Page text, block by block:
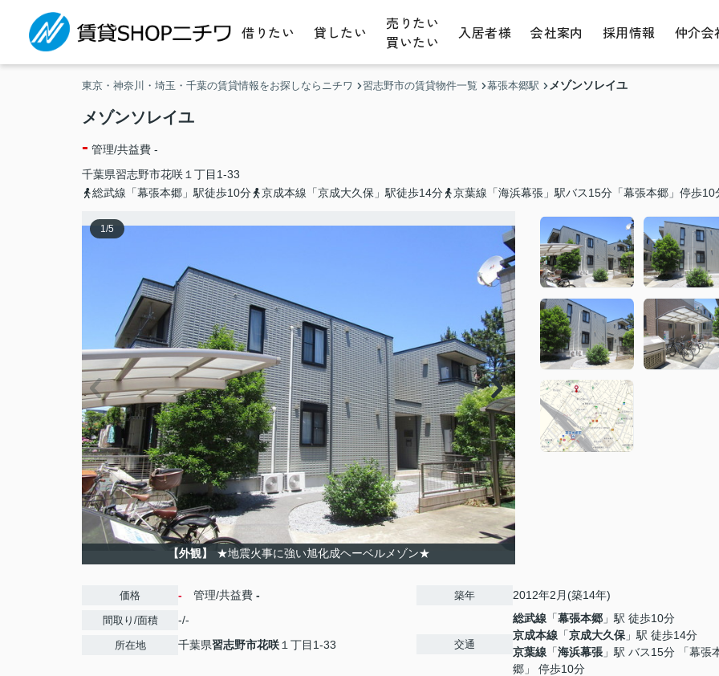
借りたい 貸したい
売りたい
買いたい
入居者様 会社案内 採用情報 仲介会
東京・神奈川・埼玉・千葉の賃貸情報をお探しならニチワ 習志野市の賃貸物件一覧 幕張本郷駅 メゾンソレイユ
メゾンソレイユ
- 管理/共益費 -
千葉県習志野市花咲 １丁目1-33
総武線「幕張本郷」駅徒歩10分
京成本線「京成大久保」駅徒歩14分 京葉線「海浜幕張」駅バス15分「幕張本郷」停歩10
1/5
【外観】 ★地震火事に強い旭化成ヘーベルメゾン★
価格 - 管理/共益費 -
間取り/面積 -/-
所在地 千葉県習志野市花咲 １丁目1-33
築年 2012年2月(築14年)
交通
総武線 「幕張本郷 」駅 徒歩10分
京成本線 「京成大久保 」駅 徒歩14分
京葉線 「海浜幕張 」駅 バス15分 「幕張
郷」 停歩10分